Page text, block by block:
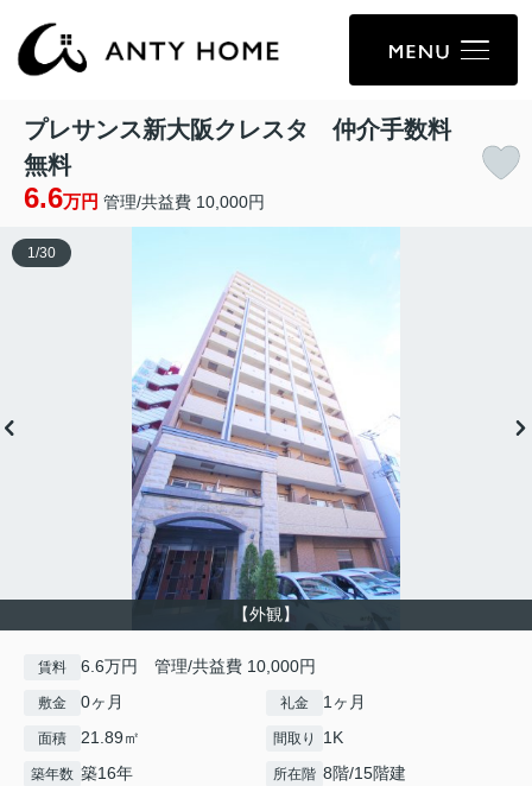
プレサンス新大阪クレスタ 仲介手数料
無料
6.6万円 管理/共益費 10,000円
【外観】
1 /30
賃料 6.6万円 管理/共益費 10,000円
敷金 0ヶ月 礼金 1ヶ月
面積 21.89㎡ 間取り 1K
築年数 築16年 所在階 8階/15階建